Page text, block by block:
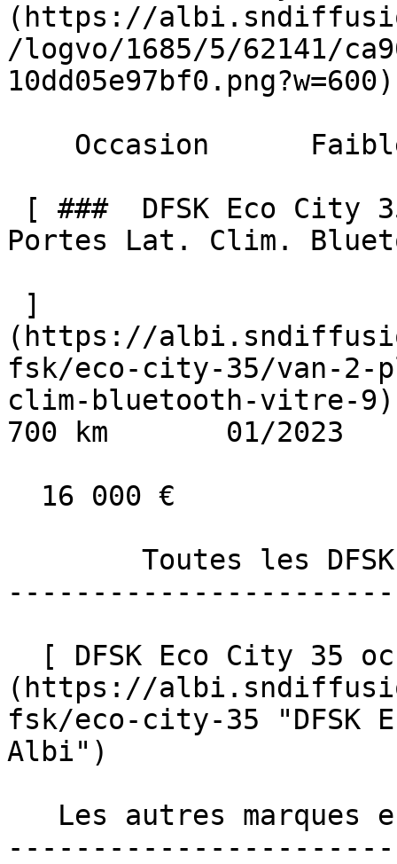
(https://
/logvo/1685/5/62141/
Portes Lat. Clim.
(https://
fsk/eco-city-35/van-2-
clim-bluetooth-
700 km       01/2023
(https://
fsk/eco-city-35 "DFSK
Albi")